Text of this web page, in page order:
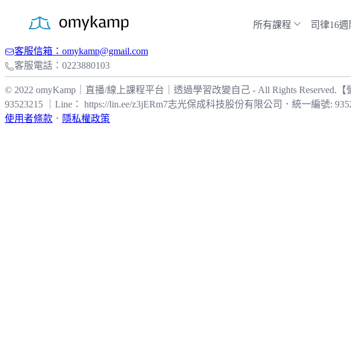
所有課程 司律16
客服信箱：omykamp@gmail.com
客服電話：0223880103
© 2022 omyKamp｜直播/線上課程平台｜透過學習改變自己 - All Rights Reserved.
93523215 ｜Line： https://lin.ee/z3jERm7志光保成科技股份有限公司 ． 統一編號:
使用者條款 ． 隱私權政策